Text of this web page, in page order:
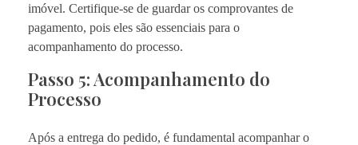
imóvel. Certifique-se de guardar os comprovantes de
pagamento, pois eles são essenciais para o
acompanhamento do processo.
Passo 5: Acompanhamento do
Processo
Após a entrega do pedido, é fundamental acompanhar o